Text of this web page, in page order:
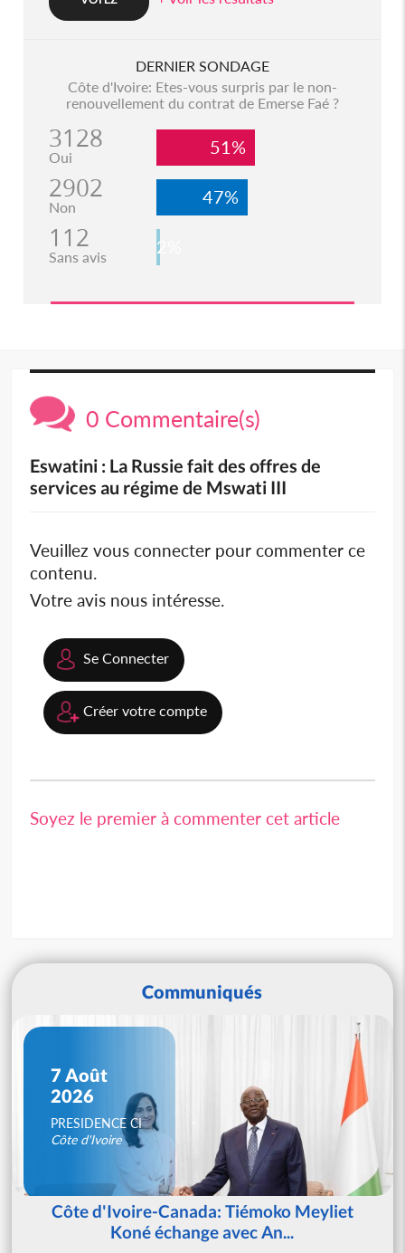
DERNIER SONDAGE
Côte d'Ivoire: Etes-vous surpris par le non-
renouvellement du contrat de Emerse Faé ?
3128
Oui 51%
2902
Non 47%
112
Sans avis 2%
0 Commentaire(s)
Eswatini : La Russie fait des offres de
services au régime de Mswati III
Veuillez vous connecter pour commenter ce
contenu.
Votre avis nous intéresse.
Se Connecter
Créer votre compte
Soyez le premier à commenter cet article
Communiqués
7 Août
2026
PRESIDENCE CI
Côte d'Ivoire
Côte d'Ivoire-Canada: Tiémoko Meyliet
Koné échange avec An...